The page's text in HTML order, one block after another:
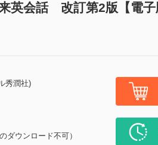
英会話 改訂第2版【電子
秀潤社)
ダウンロード不可）